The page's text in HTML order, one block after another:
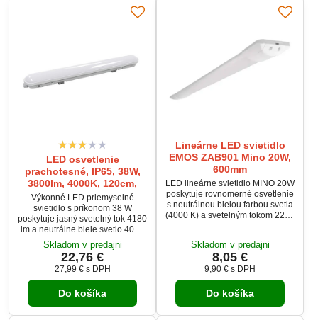
LED osvetlenie
prachotesné, IP65, 38W,
3800lm, 4000K, 120cm,
Výkonné LED priemyselné
svietidlo s príkonom 38 W
poskytuje jasný svetelný tok 4180
lm a neutrálne biele svetlo 4000
K. Vďaka krytiu IP65, odolnému
PC materiálu a kvalitnému zdroju
Lifud je ideálne do hál, skladov či
garáží. Ponúka dlhú životnosť 50
000 hodín a možnosť priebežnej
montáže. Mliečny difúzor
zabezpečuje rovnomerné a
príjemné osvetlenie bez
Skladom v predajni
22,76 €
27,99 € s DPH
Do košíka
Lineárne LED svietidlo
EMOS ZAB901 Mino 20W,
600mm
LED lineárne svietidlo MINO 20W
poskytuje rovnomerné osvetlenie
s neutrálnou bielou farbou svetla
(4000 K) a svetelným tokom 2200
ideálne pre kancelárie, chodby či
obchodné priestory. Svietidlo je
určené na prisadenú montáž a
vyznačuje sa nízkou spotrebou
energie a dlhou životnosťou 25
000 hodín. Spoľahlivé riešenie
Skladom v predajni
8,05 €
9,90 € s DPH
Do košíka